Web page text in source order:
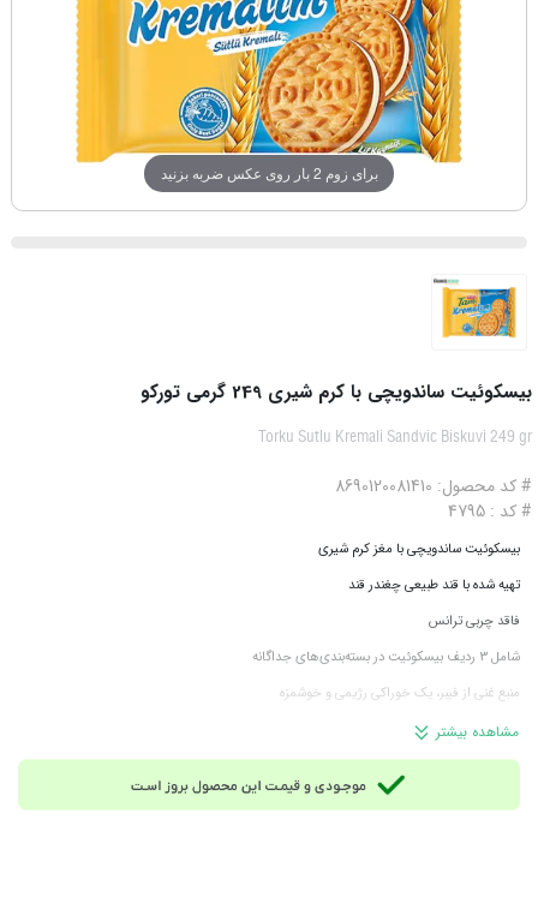
برای زوم 2 بار روی عکس ضربه بزنید
بیسکوئیت ساندویچی با کرم شیری 249 گرمی تورکو
Torku Sutlu Kremali Sandvic Biskuvi 249 gr
# کد محصول: 8690120081410
# کد : 4795
بیسکوئیت ساندویچی با مغز کرم شیری
تهیه شده با قند طبیعی چغندر قند
فاقد چربی ترانس
شامل 3 ردیف بیسکوئیت در بسته‌بندی‌های جداگانه
منبع غنی از فیبر، یک خوراکی رژیمی و خوشمزه
وزن: 249 گرم
محصول ترکیه
مشاهده بیشتر